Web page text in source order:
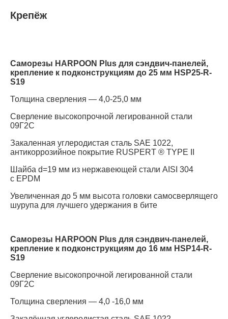
Крепёж
Саморезы HARPOON Plus для сэндвич-панелей,
крепление к подконструкциям до 25 мм HSP25-R-
S19
Толщина сверления — 4,0-25,0 мм
Сверление высокопрочной легированной стали
09Г2С
Закаленная углеродистая сталь SAE 1022,
антикоррозийное покрытие RUSPERT ® TYPE II
Шайба d=19 мм из нержавеющей стали AISI 304
c EPDM
Увеличенная до 5 мм высота головки самосверлящего
шурупа для лучшего удержания в бите
Саморезы HARPOON Plus для сэндвич-панелей,
крепление к подконструкциям до 16 мм HSP14-R-
S19
Сверление высокопрочной легированной стали
09Г2С
Толщина сверления — 4,0 -16,0 мм